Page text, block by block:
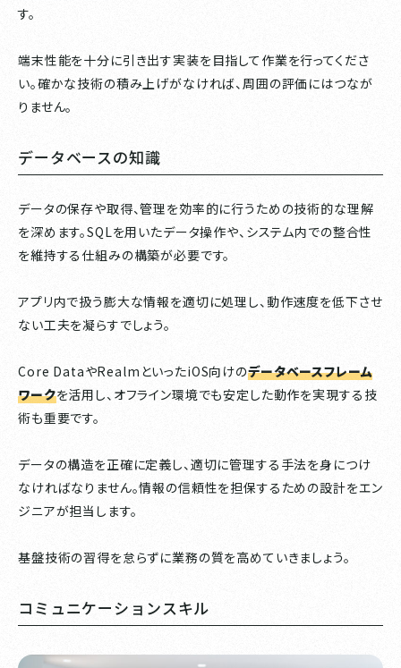
す。
端末性能を十分に引き出す実装を目指して作業を行ってくださ
い。確かな技術の積み上げがなければ、周囲の評価にはつなが
りません。
データベースの知識
データの保存や取得、管理を効率的に行うための技術的な理解
を深めます。SQLを用いたデータ操作や、システム内での整合性
を維持する仕組みの構築が必要です。
アプリ内で扱う膨大な情報を適切に処理し、動作速度を低下させ
ない工夫を凝らすでしょう。
Core DataやRealmといったiOS向けのデータベースフレーム
ワークを活用し、オフライン環境でも安定した動作を実現する技
術も重要です。
データの構造を正確に定義し、適切に管理する手法を身につけ
なければなりません。情報の信頼性を担保するための設計をエン
ジニアが担当します。
基盤技術の習得を怠らずに業務の質を高めていきましょう。
コミュニケーションスキル